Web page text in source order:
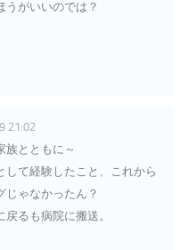
うがいいのでは？
21:02
族とともに～
して経験したこと、これから
じゃなかったん？
るも病院に搬送。